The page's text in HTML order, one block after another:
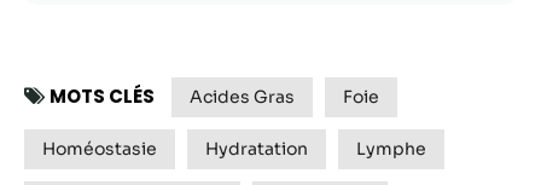
MOTS CLÉS Acides Gras Foie
Homéostasie Hydratation Lymphe